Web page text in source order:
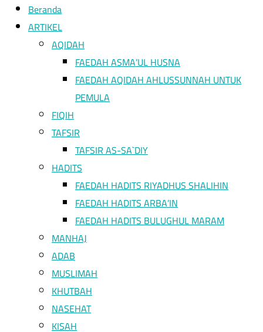
adalah
dari
Beranda
ARTIKEL
AQIDAH
FAEDAH ASMA’UL HUSNA
FAEDAH AQIDAH AHLUSSUNNAH UNTUK
PEMULA
FIQIH
TAFSIR
TAFSIR AS-SA`DIY
HADITS
FAEDAH HADITS RIYADHUS SHALIHIN
FAEDAH HADITS ARBA’IN
FAEDAH HADITS BULUGHUL MARAM
MANHAJ
ADAB
MUSLIMAH
KHUTBAH
NASEHAT
KISAH